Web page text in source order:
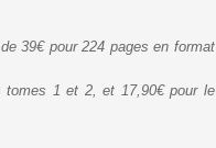
39€ pour 224 pages en format
tomes 1 et 2, et 17,90€ pour le